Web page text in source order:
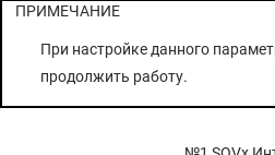
ПРИМЕЧАНИЕ
При настройке данного
продолжить работу.